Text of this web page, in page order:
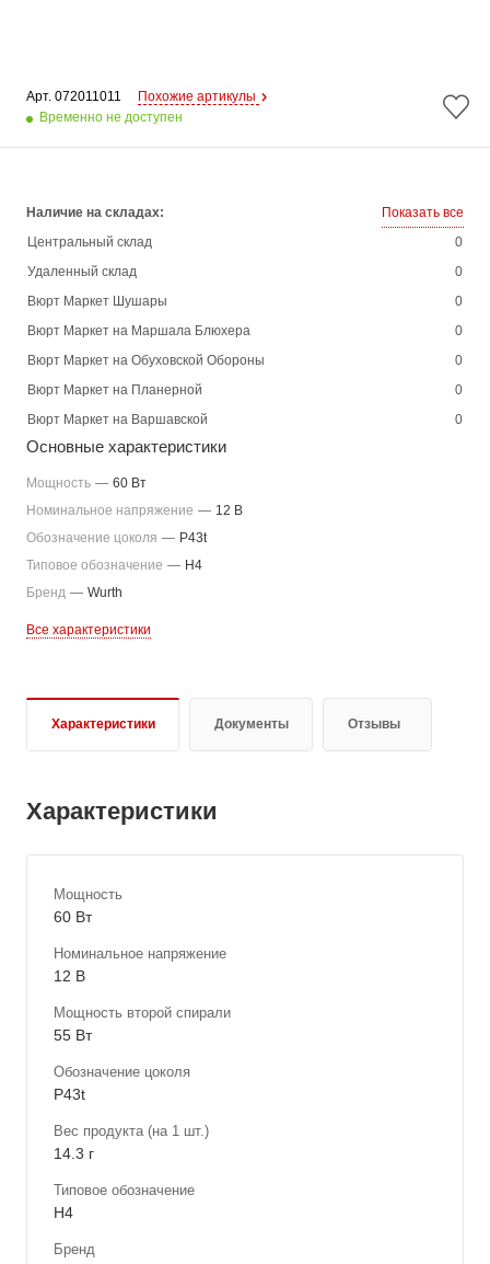
Арт. 072011011
Похожие артикулы
Временно не доступен
Наличие на складах:
Показать все
Центральный склад
0
Удаленный склад
0
Вюрт Маркет Шушары
0
Вюрт Маркет на Маршала Блюхера
0
Вюрт Маркет на Обуховской Обороны
0
Вюрт Маркет на Планерной
0
Вюрт Маркет на Варшавской
0
Основные характеристики
Мощность — 60 Вт
Номинальное напряжение — 12 В
Обозначение цоколя — P43t
Типовое обозначение — H4
Бренд — Wurth
Все характеристики
Характеристики Документы Отзывы
Характеристики
Мощность
60 Вт
Номинальное напряжение
12 В
Мощность второй спирали
55 Вт
Обозначение цоколя
P43t
Вес продукта (на 1 шт.)
14.3 г
Типовое обозначение
H4
Бренд